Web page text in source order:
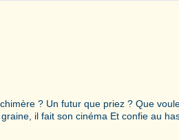
? Un futur que priez ? Que
il fait son cinéma Et confie au